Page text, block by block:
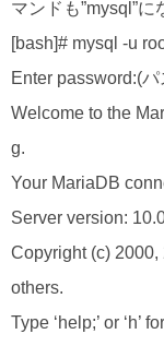
マンドも”mysql”に
[bash]# mysql -u
Enter password:(
Welcome to the
g.
Your MariaDB
Server version:
Copyright (c) 2000,
others.
Type ‘help;’ or ‘h’